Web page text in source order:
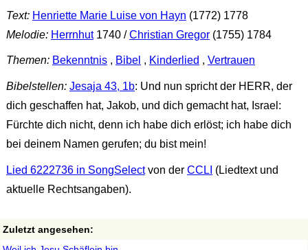
Text: Henriette Marie Luise von Hayn (1772) 1778
Melodie: Herrnhut1740 /Christian Gregor(1755) 1784
Themen: Bekenntnis, Bibel , Kinderlied , Vertrauen
Bibelstellen: Jesaja 43, 1b: Und nun spricht der HERR, der
dich geschaffen hat, Jakob, und dich gemacht hat, Israel:
Fürchte dich nicht, denn ich habe dich erlöst; ich habe dich
bei deinem Namen gerufen; du bist mein!
Lied 6222736 in SongSelectvon der CCLI (Liedtext und
aktuelle Rechtsangaben).
Zuletzt angesehen: